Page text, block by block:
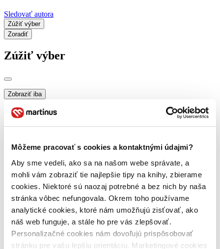
Môžeme pracovať s cookies a kontaktnými údajmi?
Aby sme vedeli, ako sa na našom webe správate, a
mohli vám zobraziť tie najlepšie tipy na knihy, zbierame
cookies. Niektoré sú naozaj potrebné a bez nich by naša
stránka vôbec nefungovala. Okrem toho používame
analytické cookies, ktoré nám umožňujú zisťovať, ako
náš web funguje, a stále ho pre vás zlepšovať.
Personalizačné cookies nám dovoľujú prispôsobovať
stránku pre vašu lepšiu orientáciu. Marketingové cookies
Sledovať autora
Zúžiť výber
Zoradiť
Zúžiť výber
Zobraziť iba
zľavnené tituly (0 titulov)
na centrálnom sklade (0 titulov)
na centrálnom sklade
predpredaj (0 titulov)predpredaj
pripravujeme (0 titulov)pripravujeme
dostupná (bez vypredaných) (0 titulov)dostupná (bez
Nové / čítané
nová (0 titulov)nová
čítaná (0 titulov) čítaná
čítaná - výborný stav (0 titulov)
čítaná - výborný stav
čítaná - mierne opotrebovaná (0 titulov)čítaná - mierne
opotrebovaná